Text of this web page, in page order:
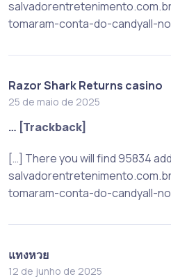
tomaram-conta-do-candyall-
Razor Shark Returns casino
25 de maio de 2025
… [Trackback]
[…] There you will find 95834
tomaram-conta-do-candyall-
แทงหวย
12 de junho de 2025